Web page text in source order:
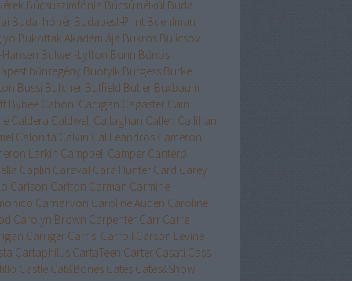
Búcsúszimfónia Búcsú nélkül Buda
Budai hóhér Budapest-Print Buehlman
Bukottak Akadémiája Bukros Bulicsov
Bulwer-Lytton Bunn Bűnös
bűnregény Buótyik Burgess Burke
Bussi Butcher Butfield Butler Buxbaum
Bybee Caboni Cadigan Cagaster Cain
Caldera Caldwell Callaghan Callen Callihan
Calonita Calvin Cal Leandros Cameron
Larkin Campbell Camper Cantero
Caplin Caraval Cara Hunter Card Carey
Carlson Carlton Carman Carmine
Carnarvon Caroline Auden Caroline
Carolyn Brown Carpenter Carr Carre
Carriger Carrisi Carroll Carson Levine
Cartaphilus CartaTeen Carter Casati Cass
Castle Cat&Bones Cates Cates&Show